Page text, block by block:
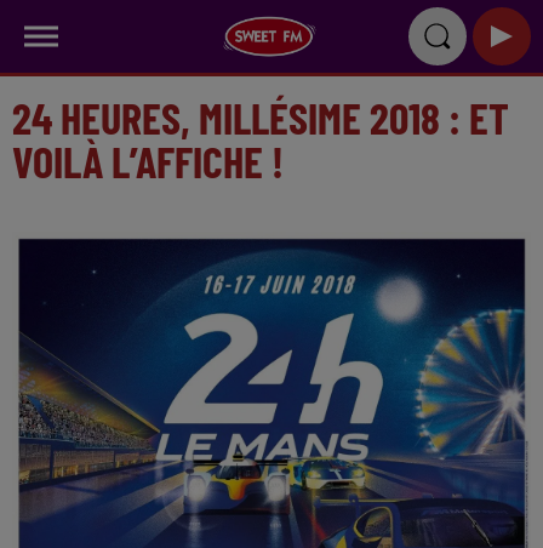
24 HEURES, MILLÉSIME 2018 : ET
VOILÀ L’AFFICHE !